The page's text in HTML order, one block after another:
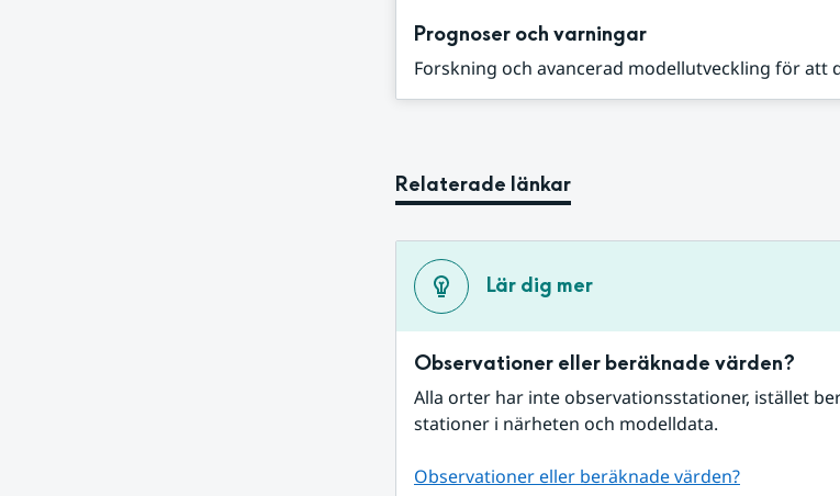
Prognoser och varningar
Forskning och avancerad modellutveckling för att
Relaterade länkar
Lär dig mer
Observationer eller beräknade värden?
Alla orter har inte observationsstationer, istället
stationer i närheten och modelldata.
Observationer eller beräknade värden?